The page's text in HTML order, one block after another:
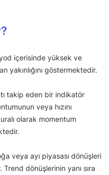
içerisinde yüksek ve
yakınlığını göstermektedir.
takip eden bir indikatör
veya hızını
olarak momentum
veya ayı piyasası dönüşleri
dönüşlerinin yanı sıra